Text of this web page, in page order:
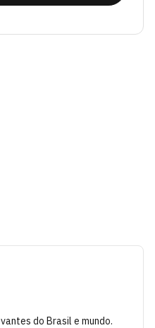
do Brasil e mundo.